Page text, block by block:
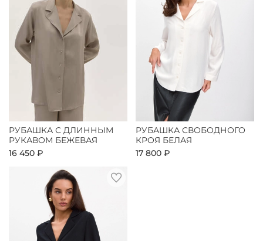
РУБАШКА С ДЛИННЫМ
РУКАВОМ БЕЖЕВАЯ
16 450 ₽
РУБАШКА СВОБОДНОГО
КРОЯ БЕЛАЯ
17 800 ₽